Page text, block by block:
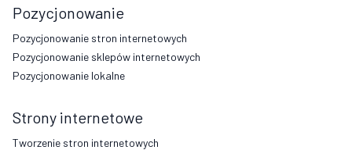
Pozycjonowanie
Pozycjonowanie stron internetowych
Pozycjonowanie sklepów internetowych
Pozycjonowanie lokalne
Strony internetowe
Tworzenie stron internetowych